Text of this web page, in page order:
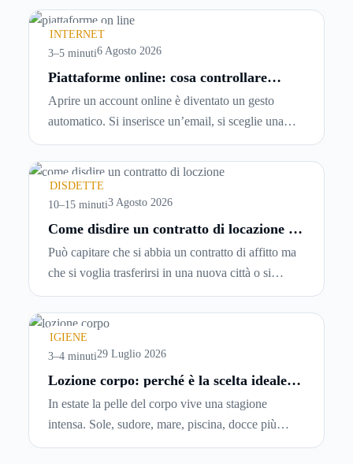
INTERNET
3–5 minuti6 Agosto 2026
Piattaforme online: cosa controllare
prima di iscriversi e usare servizi in
tempo reale
Aprire un account online è diventato un gesto
automatico. Si inserisce un’email, si sceglie una
password, si accetta una serie di condizioni senza
leggerle davvero. Tutto avviene in pochi minuti,
spesso senza che ci si fermi a capire dove si sta
entrando.
DISDETTE
10–15 minuti3 Agosto 2026
Come disdire un contratto di locazione in
modo corretto ed efficace
Può capitare che si abbia un contratto di affitto ma
che si voglia trasferirsi in una nuova città o si
abbiano problemi a pagare il canone, per cui si
comincia a cercare un’altra abitazione: è legittimo
chiedersi se è possibile
locazioneprima che scada. In questa guida
capiremo come inviare la disdetta per un contratto
IGIENE
3–4 minuti29 Luglio 2026
Lozione corpo: perché è la scelta ideale
In estate la pelle del corpo vive una stagione
intensa. Sole, sudore, mare, piscina, docce più
frequenti e aria condizionata possono renderla